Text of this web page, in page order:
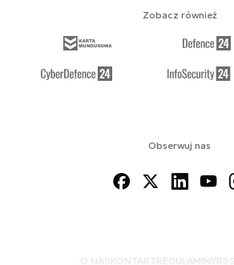
Obserwuj nas
O NAS KONTAKTREGULAMINYRSS
Zobacz również